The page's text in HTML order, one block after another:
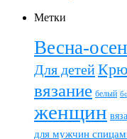
Метки
Весна-
Для детей
вязание белый
женщин
для мужчин